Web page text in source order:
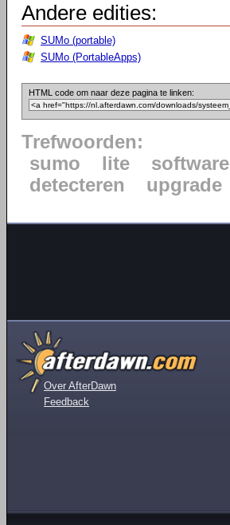
Andere edities:
SUMo (portable)
SUMo (PortableApps)
HTML code om naar deze pagina te linken:
Trefwoorden:
sumo
lite software
detecteren
upgrade
Over AfterDawn
Feedback